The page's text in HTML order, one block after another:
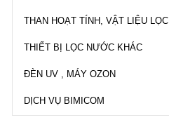
THAN HOẠT TÍNH, VẬT LIỆU LỌC
THIẾT BỊ LỌC NƯỚC KHÁC
ĐÈN UV , MÁY OZON
DỊCH VỤ BIMICOM